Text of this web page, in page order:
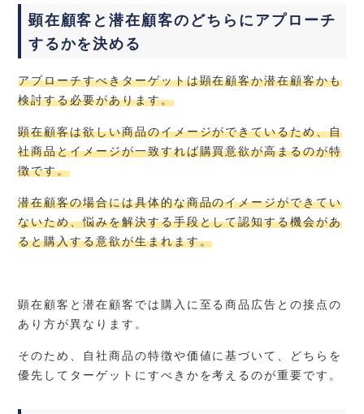
顕在顧客と潜在顧客のどちらにアプローチ
するかを決める
アプローチすべきターゲットは顕在顧客か潜在顧客かも
検討する必要があります。
顕在顧客は欲しい商品のイメージができているため、自
社商品とイメージが一致すれば購買意欲が高まるのが特
徴です。
潜在顧客の場合には具体的な商品のイメージができてい
ないため、悩みを解決する手段として認知する機会があ
ると購入する意欲が生まれます。
顕在顧客と潜在顧客では購入に至る商品広告との接点の
あり方が異なります。
そのため、自社商品の特徴や価値に基づいて、どちらを
優先してターゲットにすべきかを考えるのが重要です。